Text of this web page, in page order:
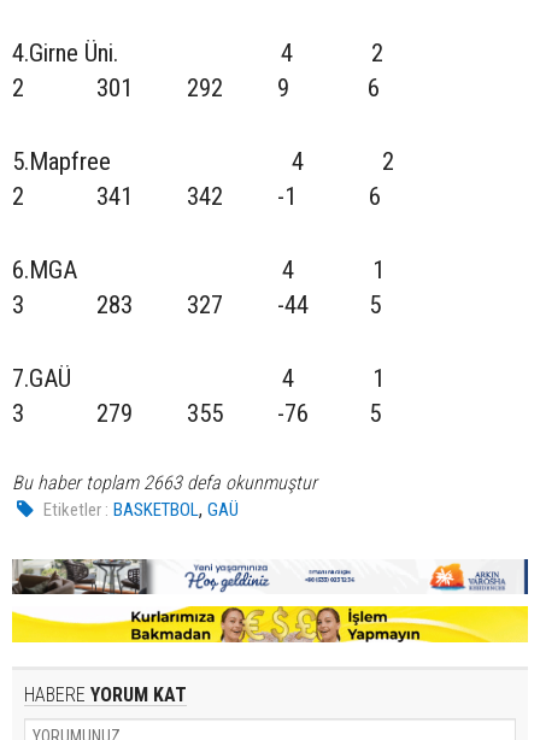
4.Girne Üni. 4 2
2 301 292 9 6
5.Mapfree 4 2
2 341 342 -1 6
6.MGA 4 1
3 283 327 -44 5
7.GAÜ 4 1
3 279 355 -76 5
Bu haber toplam 2663 defa okunmuştur
Etiketler : BASKETBOL,GAÜ
HABERE YORUM KAT